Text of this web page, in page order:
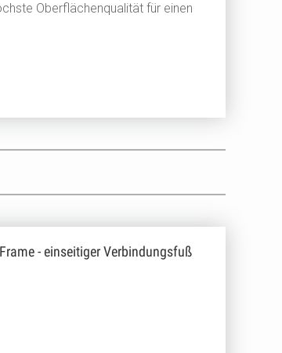
Oberflächenqualität für einen
- einseitiger Verbindungsfuß